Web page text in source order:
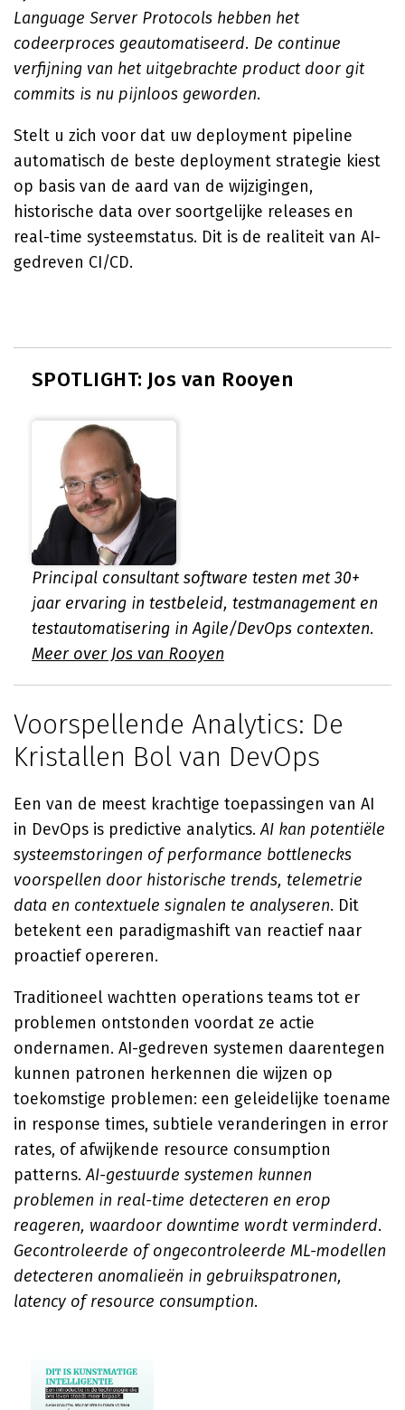
Language Server Protocols hebben het
codeerproces geautomatiseerd. De continue
verfijning van het uitgebrachte product door git
commits is nu pijnloos geworden.
Stelt u zich voor dat uw deployment pipeline
automatisch de beste deployment strategie kiest
op basis van de aard van de wijzigingen,
historische data over soortgelijke releases en
real-time systeemstatus. Dit is de realiteit van AI-
gedreven CI/CD.
SPOTLIGHT: Jos van Rooyen
Principal consultant software testen met 30+
jaar ervaring in testbeleid, testmanagement en
testautomatisering in Agile/DevOps contexten.
Meer over Jos van Rooyen
Voorspellende Analytics: De
Kristallen Bol van DevOps
Een van de meest krachtige toepassingen van AI
in DevOps is predictive analytics.AI kan potentiële
systeemstoringen of performance bottlenecks
voorspellen door historische trends, telemetrie
data en contextuele signalen te analyseren. Dit
betekent een paradigmashift van reactief naar
proactief opereren.
Traditioneel wachtten operations teams tot er
problemen ontstonden voordat ze actie
ondernamen. AI-gedreven systemen daarentegen
kunnen patronen herkennen die wijzen op
toekomstige problemen: een geleidelijke toename
in response times, subtiele veranderingen in error
rates, of afwijkende resource consumption
patterns.AI-gestuurde systemen kunnen
problemen in real-time detecteren en erop
reageren, waardoor downtime wordt verminderd.
Gecontroleerde of ongecontroleerde ML-modellen
detecteren anomalieën in gebruikspatronen,
latency of resource consumption.